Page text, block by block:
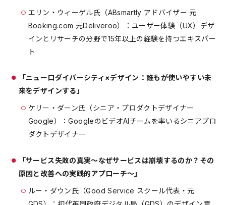
エリン・ウィーゲル氏（ABsmartly アドバイザー 元
Booking.com 元Deliveroo）：ユーザー体験（UX）デザ
インとリサーチの分野で15年以上の経験を持つエキスパー
ト
「ニューロダイバーシティ×デザイン：誰もが使いやすい未
来をデザインする」
ケリー・ダーン氏（シニア・プロダクトデザイナー
Google）：GoogleのビデオAIチームを率いるシニアプロ
ダクトデザイナー
「サービス失敗の真実～なぜサービスは崩壊するのか？その
原因と改善への実践的アプローチ～」
ルー・ダウン氏（Good Service スクール代表・元